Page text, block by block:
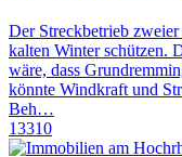
Der Streckbetrieb
kalten Winter schützen.
wäre, dass
könnte Windkraft und
Beh…
13310